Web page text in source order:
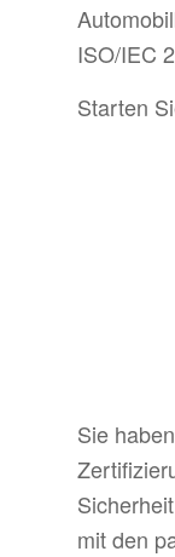
ISO/IEC
Starten
Sie
mit den